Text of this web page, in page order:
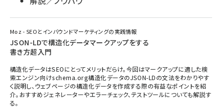
Moz - SEOとインバウンドマーケティングの実践情報
JSON-LDで構造化データマークアップをする
書き方超入門
構造化データはSEOにとってメリットだらけ。今回はマークアップに適した検
索エンジン向けschema.org構造化データのJSON-LDの文法をわかりやす
く説明し、ウェブページの構造化データを作成する際の有益なポイントを紹
介。おすすめジェネレーターやエラーチェック、テストツールについても解説す
る。